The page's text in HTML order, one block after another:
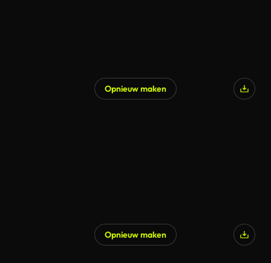
Opnieuw maken
Opnieuw maken